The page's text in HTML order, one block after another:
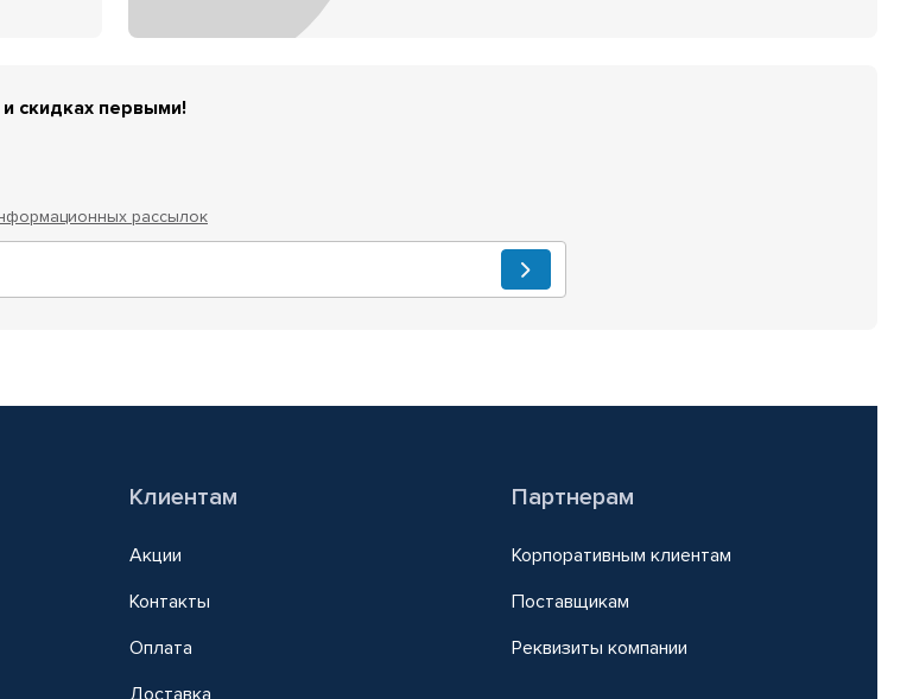
скидках первыми!
рассылок
Клиентам
Акции
Контакты
Оплата
Доставка
Партнерам
Корпоративным клиентам
Поставщикам
Реквизиты компании